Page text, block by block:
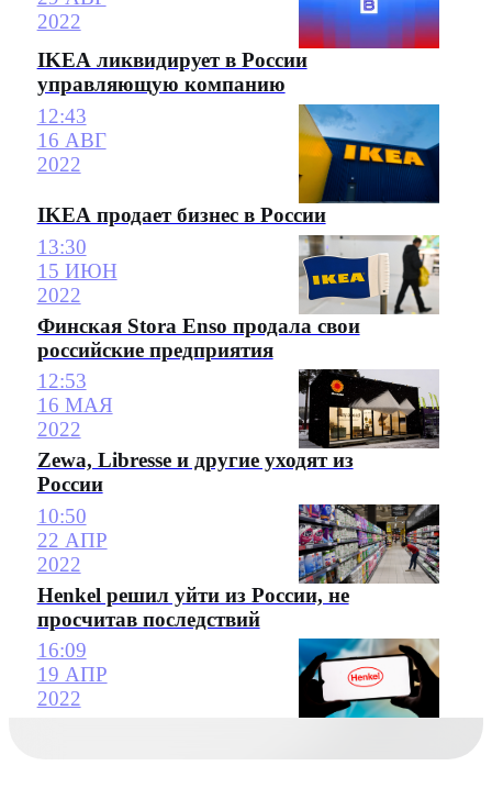
2022
IKEA ликвидирует в России
управляющую компанию
12:43
16 АВГ
2022
IKEA продает бизнес в России
13:30
15 ИЮН
2022
Финская Stora Enso продала свои
российские предприятия
12:53
16 МАЯ
2022
Zewa, Libresse и другие уходят из
России
10:50
22 АПР
2022
Henkel решил уйти из России, не
просчитав последствий
16:09
19 АПР
2022